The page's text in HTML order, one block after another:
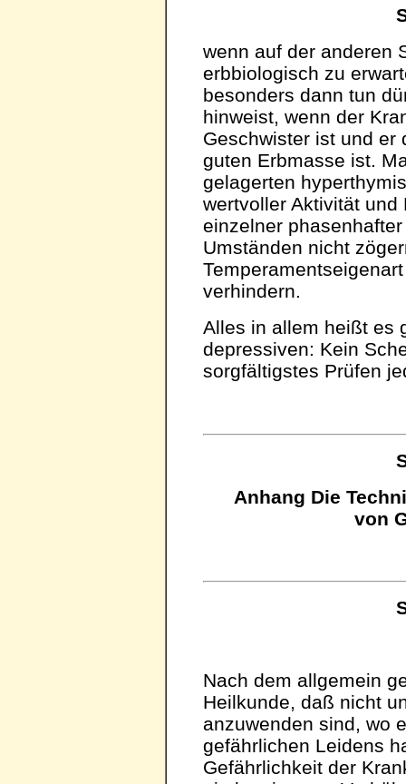
wenn auf der anderen
erbbiologisch zu
besonders dann tun
hinweist, wenn der
Geschwister ist und er
guten Erbmasse ist.
gelagerten
wertvoller Aktivität
einzelner
Umständen nicht
verhindern.
Alles in allem heißt es
depressiven: Kein
sorgfältigstes Prüfen
Anhang Die
von
Nach dem allgemein
Heilkunde, daß nicht
anzuwenden sind, wo
gefährlichen Leidens
Gefährlichkeit der